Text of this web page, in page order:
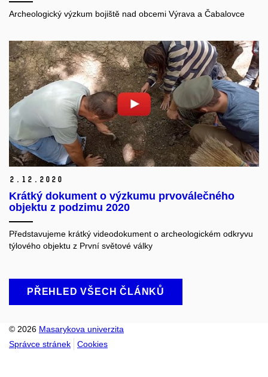
Archeologický výzkum bojiště nad obcemi Výrava a Čabalovce
2. 12. 2020
Krátký dokument o výzkumu prvoválečného
objektu z podzimu 2020
Představujeme krátký videodokument o archeologickém odkryvu
týlového objektu z První světové války
PŘEHLED VŠECH ČLÁNKŮ
© 2026 Masarykova univerzita
Správce stránek
Cookies